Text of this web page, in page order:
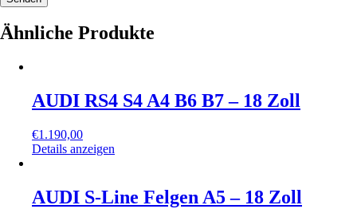
Ähnliche Produkte
AUDI RS4 S4 A4 B6 B7 – 18 Zoll
€1.190,00
Details anzeigen
AUDI S-Line Felgen A5 – 18 Zoll